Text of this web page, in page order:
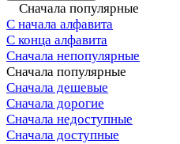
Сначала популярные
С начала алфавита
С конца алфавита
Сначала непопулярные
Сначала популярные
Сначала дешевые
Сначала дорогие
Сначала недоступные
Сначала доступные